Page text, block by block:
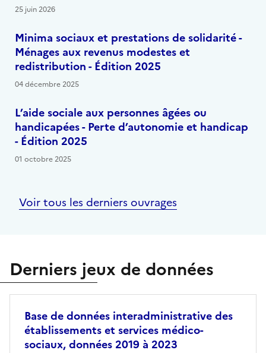
25 juin 2026
Minima sociaux et prestations de solidarité -
Ménages aux revenus modestes et
redistribution - Édition 2025
04 décembre 2025
L’aide sociale aux personnes âgées ou
handicapées - Perte d’autonomie et handicap
- Édition 2025
01 octobre 2025
Voir tous les derniers ouvrages
Derniers jeux de données
Base de données interadministrative des
établissements et services médico-
sociaux, données 2019 à 2023